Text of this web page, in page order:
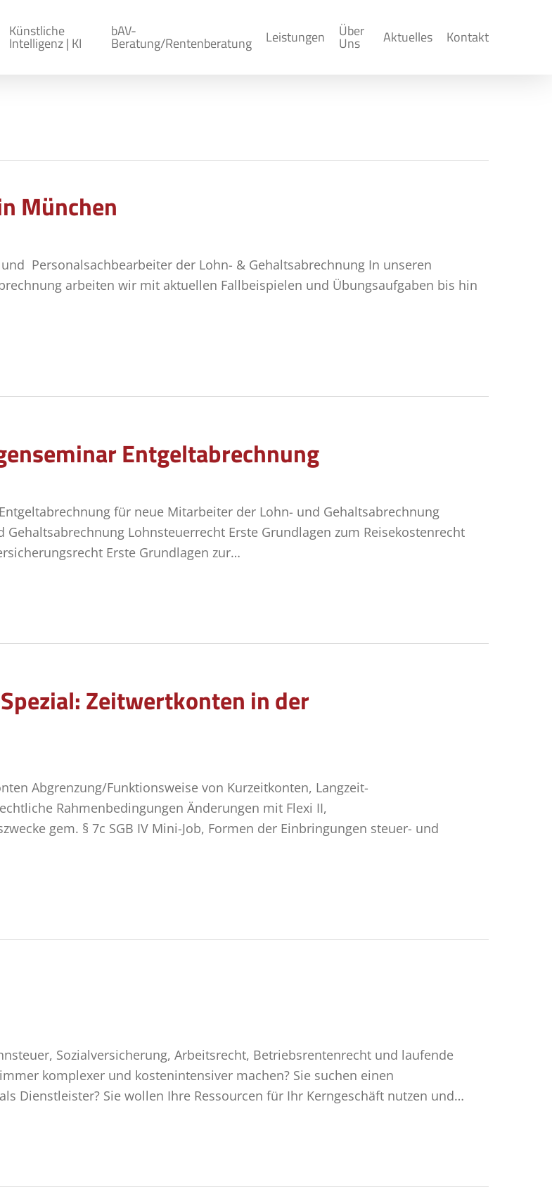
Künstliche
Intelligenz | KI
bAV-
Beratung/Rentenberatung Leistungen Über
Uns Aktuelles Kontakt
München
Personalsachbearbeiter der Lohn- & Gehaltsabrechnung In unseren
arbeiten wir mit aktuellen Fallbeispielen und Übungsaufgaben bis hin
Entgeltabrechnung
für neue Mitarbeiter der Lohn- und Gehaltsabrechnung
Lohnsteuerrecht Erste Grundlagen zum Reisekostenrecht
Erste Grundlagen zur…
Zeitwertkonten in der
Abgrenzung/Funktionsweise von Kurzeitkonten, Langzeit-
Rahmenbedingungen Änderungen mit Flexi II,
gem. § 7c SGB IV Mini-Job, Formen der Einbringungen steuer- und
Sozialversicherung, Arbeitsrecht, Betriebsrentenrecht und laufende
komplexer und kostenintensiver machen? Sie suchen einen
Dienstleister? Sie wollen Ihre Ressourcen für Ihr Kerngeschäft nutzen und…